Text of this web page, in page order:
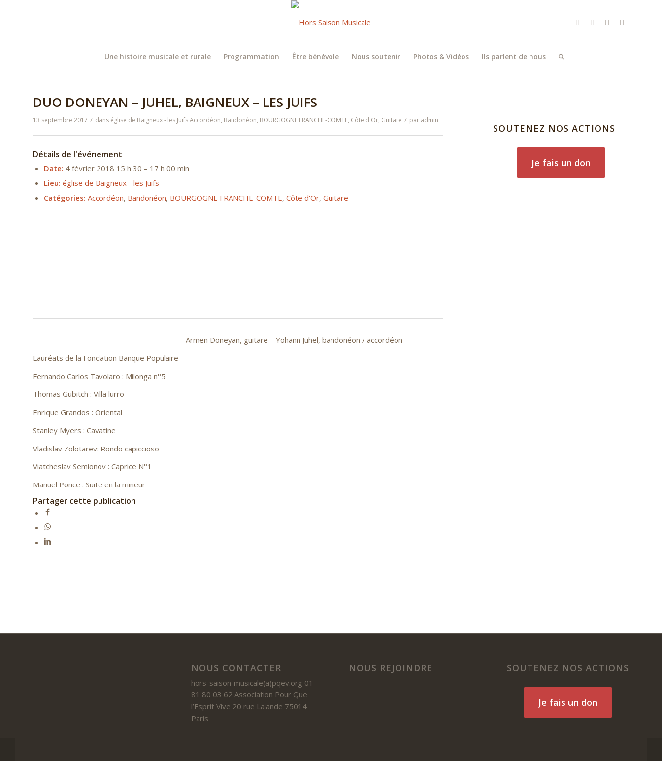
Une histoire musicale et rurale Programmation Être bénévole Nous soutenir Photos & Vidéos Ils parlent de nous
DUO DONEYAN – JUHEL, BAIGNEUX – LES JUIFS
13 septembre 2017 / dans église de Baigneux - les JuifsAccordéon, Bandonéon, BOURGOGNE FRANCHE-COMTE, Côte d'Or, Guitare / par admin
Détails de l'événement
Date: 4 février 2018 15 h 30 – 17 h 00 min
Lieu: église de Baigneux - les Juifs
Catégories: Accordéon, Bandonéon, BOURGOGNE FRANCHE-COMTE, Côte d'Or, Guitare
Armen Doneyan, guitare – Yohann Juhel, bandonéon / accordéon –
Lauréats de la Fondation Banque Populaire
Fernando Carlos Tavolaro : Milonga n°5
Thomas Gubitch : Villa lurro
Enrique Grandos : Oriental
Stanley Myers : Cavatine
Vladislav Zolotarev: Rondo capiccioso
Viatcheslav Semionov : Caprice N°1
Manuel Ponce : Suite en la mineur
Partager cette publication
SOUTENEZ NOS ACTIONS
Je fais un don
NOUS CONTACTER
hors-saison-musicale(a)pqev.org 01
81 80 03 62 Association Pour Que
l’Esprit Vive 20 rue Lalande 75014
Paris
NOUS REJOINDRE SOUTENEZ NOS ACTIONS
Je fais un don